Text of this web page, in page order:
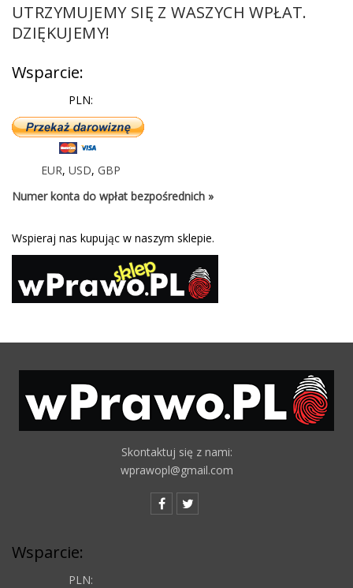
UTRZYMUJEMY SIĘ Z WASZYCH WPŁAT.
DZIĘKUJEMY!
Wsparcie:
PLN:
EUR, USD, GBP
Numer konta do wpłat bezpośrednich »
Wspieraj nas kupując w naszym sklepie.
Skontaktuj się z nami:
wprawopl@gmail.com
Wsparcie:
PLN: